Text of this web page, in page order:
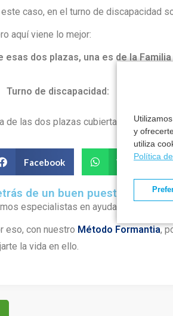
y
utiliza
Política
este caso, en el turno de discapacidad
aquí viene lo mejor:
esas dos plazas, una es de la
Turno de discapacidad:
de las dos plazas cubiertas de es de
Facebook WhatsApp
de un buen puesto hay un
especialistas en ayudarte a
eso, con nuestro Método Formantia,
la vida en ello.